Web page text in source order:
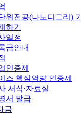
위전공(나노디그리)
하기
일정
금안내
인증제
즈 핵심역량 인증제
서식·자료실
서 발급
금